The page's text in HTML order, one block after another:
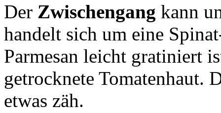
Der Zwischengang kann
handelt sich um eine
Parmesan leicht gratiniert
getrocknete Tomatenhaut.
etwas zäh.